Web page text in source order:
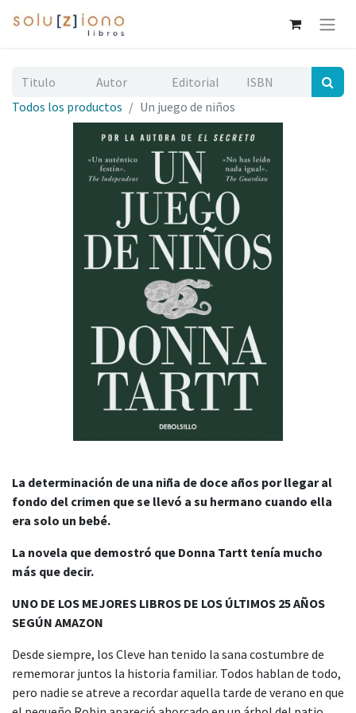
Todos los productos Un juego de niños
La determinación de una niña de doce años por llegar al
fondo del crimen que se llevó a su hermano cuando ella
era solo un bebé.
La novela que demostró que Donna Tartt tenía mucho
más que decir.
UNO DE LOS MEJORES LIBROS DE LOS ÚLTIMOS 25 AÑOS
SEGÚN AMAZON
Desde siempre, los Cleve han tenido la sana costumbre de
rememorar juntos la historia familiar. Todos hablan de todo,
pero nadie se atreve a recordar aquella tarde de verano en que